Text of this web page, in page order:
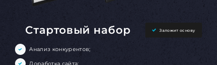
Заложит основу
Стартовый набор
Анализ конкурентов;
Доработка сайта;